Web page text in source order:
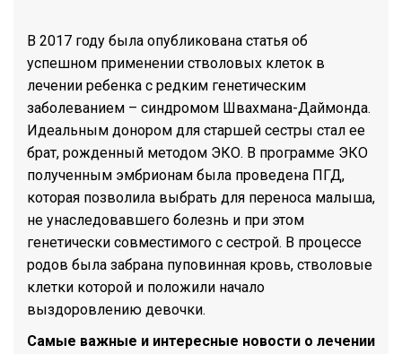
В 2017 году была опубликована статья об
успешном применении стволовых клеток в
лечении ребенка с редким генетическим
заболеванием – синдромом Швахмана-Даймонда.
Идеальным донором для старшей сестры стал ее
брат, рожденный методом ЭКО. В программе ЭКО
полученным эмбрионам была проведена ПГД,
которая позволила выбрать для переноса малыша,
не унаследовавшего болезнь и при этом
генетически совместимого с сестрой. В процессе
родов была забрана пуповинная кровь, стволовые
клетки которой и положили начало
выздоровлению девочки.
Самые важные и интересные новости о лечении